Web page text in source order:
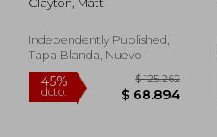
mitos sobre los
y monstruos griegos
Clayton, Matt
Independently Published,
Tapa Blanda, Nuevo